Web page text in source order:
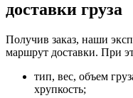
доставки груза
Получив заказ, наши
маршрут доставки. При
тип, вес, объем
хрупкость;